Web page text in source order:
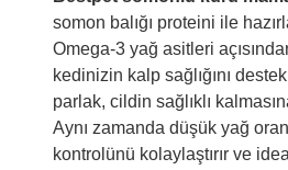
somon balığı proteini ile
Omega-3 yağ asitleri
kedinizin kalp sağlığını
parlak, cildin sağlıklı
Aynı zamanda düşük yağ
kontrolünü kolaylaştırır ve